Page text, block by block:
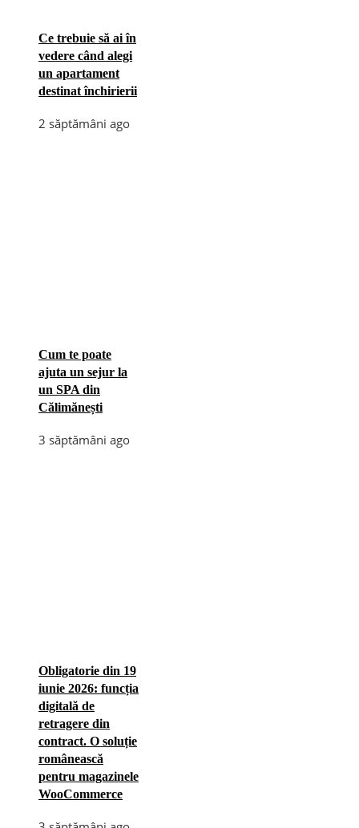
Ce trebuie să ai în
vedere când alegi
un apartament
destinat închirierii
2 săptămâni ago
Cum te poate
ajuta un sejur la
un SPA din
Călimănești
3 săptămâni ago
Obligatorie din 19
iunie 2026: funcția
digitală de
retragere din
contract. O soluție
românească
pentru magazinele
WooCommerce